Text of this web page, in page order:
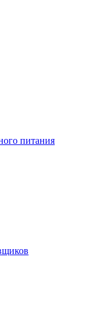
питания